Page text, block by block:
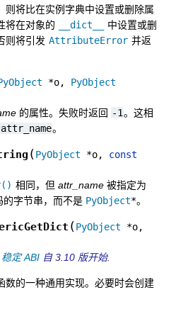
则将比在实例字典中设置或删除属
将在对象的
__dict__
中设置或删
则将引发 AttributeError 并返
*o, PyObject
的属性。失败时返回 -1。这相
。
(PyObject *o, const
相同，但 attr_name 被指定为
的字节串，而不是 PyObject*。
(PyObject *o,
稳定 ABI 自 3.10 版开始.
数的一种通用实现。必要时会创建